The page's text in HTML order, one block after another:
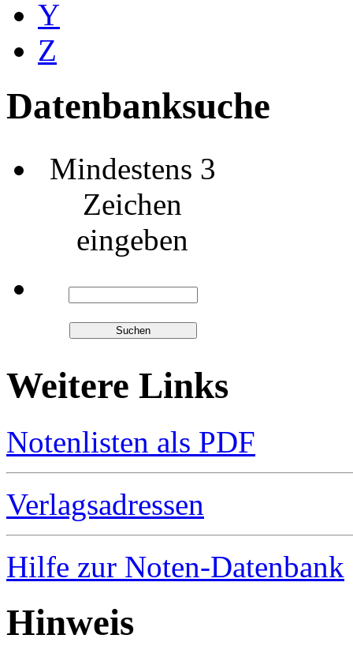
Y
Z
Datenbanksuche
Mindestens 3
Zeichen
eingeben
Weitere Links
Notenlisten als PDF
Verlagsadressen
Hilfe zur Noten-Datenbank
Hinweis